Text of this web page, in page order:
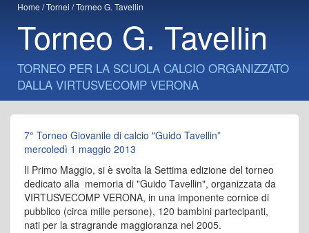
Home Tornei Torneo G. Tavellin
Torneo G. Tavellin
TORNEO PER LA SCUOLA CALCIO ORGANIZZATO
DALLA VIRTUSVECOMP VERONA
7° Torneo Giovanile di calcio "Guido Tavellin”
mercoledì 1 maggio 2013
Il Primo Maggio, si è svolta la Settima edizione del torneo
dedicato alla memoria di "Guido Tavellin", organizzata da
VIRTUSVECOMP VERONA, in una imponente cornice di
pubblico (circa mille persone), 120 bambini partecipanti,
nati per la stragrande maggioranza nel 2005.